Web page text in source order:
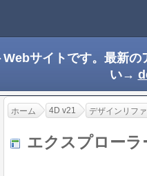
サイトです。最新
い→
ホーム 4D v21 デザインリフ
エクスプロー